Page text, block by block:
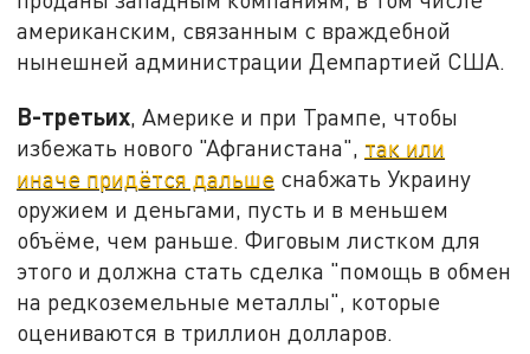
американским, связанным с враждебной
нынешней администрации Демпартией США.
В-третьих, Америке и при Трампе, чтобы
избежать нового "Афганистана", так или
иначе придётся дальше снабжать Украину
оружием и деньгами, пусть и в меньшем
объёме, чем раньше. Фиговым листком для
этого и должна стать сделка "помощь в обмен
на редкоземельные металлы", которые
оцениваются в триллион долларов.